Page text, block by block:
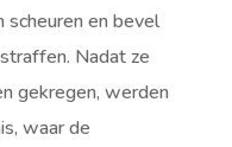
scheuren en bevel
Nadat ze
gekregen, werden
waar de